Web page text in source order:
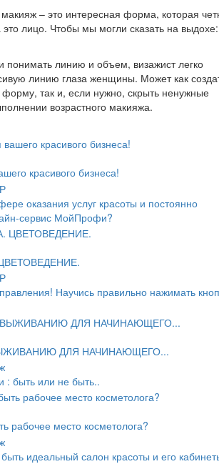
– это интересная форма, которая
лицо. Чтобы мы могли сказать на выдохе:
линию и объем, визажист легко
линию глаза женщины. Может как
так и, если нужно, скрыть ненужные
возрастного макияжа.
красивого бизнеса!
оказания услуг красоты и ​​постоянно
сервис МойПрофи?
Научись правильно нажимать
ДЛЯ НАЧИНАЮЩЕГО...
: быть или не быть..
рабочее место косметолога?
идеальный салон красоты и его